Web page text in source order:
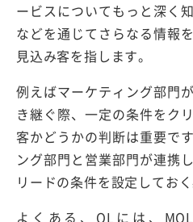
ービスについてもっと深く
などを通じてさらなる情報
見込み客を指します。
例えばマーケティング部門
き継ぐ際、一定の条件をク
客かどうかの判断は重要で
ング部門と営業部門が連携
リードの条件を設定してお
よくある、QLには、